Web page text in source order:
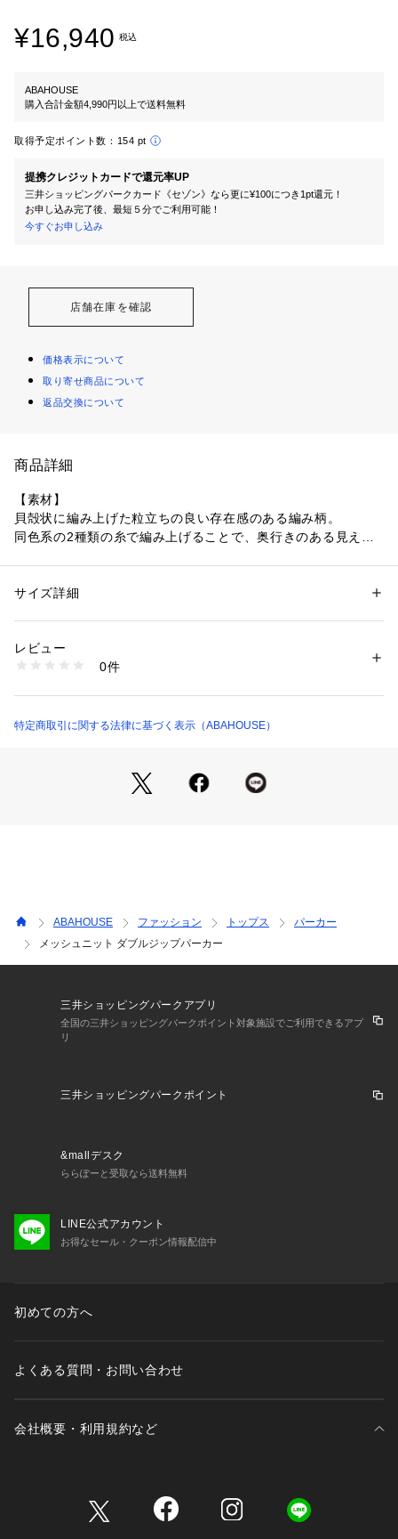
¥16,940 税込
ABAHOUSE
購入合計金額4,990円以上で送料無料
取得予定ポイント数： 154 pt
提携クレジットカードで還元率UP
三井ショッピングパークカード《セゾン》なら更に¥100につき1pt還元！
お申し込み完了後、最短５分でご利用可能！
今すぐお申し込み
店舗在庫を確認
価格表示について
取り寄せ商品について
返品交換について
商品詳細
【素材】
貝殻状に編み上げた粒立ちの良い存在感のある編み柄。
同色系の2種類の糸で編み上げることで、奥行きのある見え
【デザイン】
縫い目や見返しに同色系のテープをポイントに使いアクセント
やや太めのスピンドルを使うことで、網み目に負けず首回りに
生地に静電気軽減の機能をトリートメントし静電気を軽減させ
りインナーの色が顔を出しレイヤードを楽しめます。
細身のパンツと合わせれば、スタイリッシュなコーディネート
に。
性別：メンズ
素材：ポリエステル 99% ポリウレタン1%
洗濯：手洗い可
※詳しい洗濯方法については、商品の品質表示タグをご覧ください
00510023000 （ショップ）
サイズ詳細
レビュー
0件
特定商取引に関する法律に基づく表示（ABAHOUSE）
ABAHOUSE ファッション トップス
パーカー
メッシュニット ダブルジップパーカー
三井ショッピングパークアプリ
全国の三井ショッピングパークポイント対象施設でご利用できるアプ
リ
三井ショッピングパークポイント
&mallデスク
ららぽーと受取なら送料無料
LINE公式アカウント
お得なセール・クーポン情報配信中
初めての方へ
よくある質問・お問い合わせ
会社概要・利用規約など